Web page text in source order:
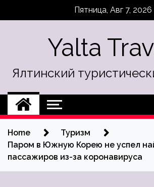
Пятница, Авг 7, 2026
Yalta
Ялтинский
Home
Туризм
Паром в Южную Корею не успел
пассажиров из-за коронавируса